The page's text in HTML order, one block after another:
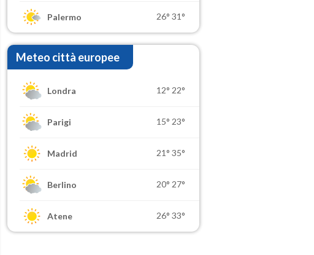
Palermo 26° 31°
Meteo città europee
Londra 12° 22°
Parigi 15° 23°
Madrid 21° 35°
Berlino 20° 27°
Atene 26° 33°